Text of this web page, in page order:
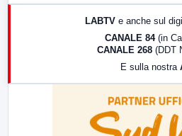
LABTV e anche sul
CANALE 84 (in
CANALE 268 (DDT
E sulla nostra